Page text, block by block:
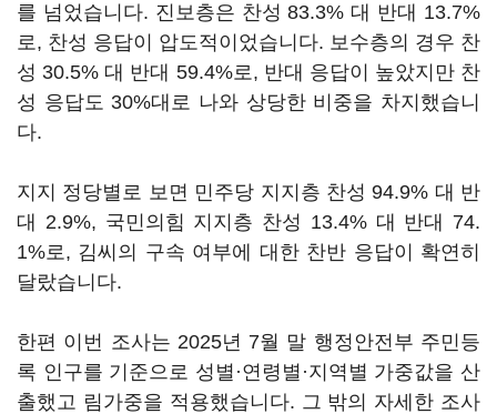
를 넘었습니다. 진보층은 찬성 83.3% 대 반대 13.7%
로, 찬성 응답이 압도적이었습니다. 보수층의 경우 찬
성 30.5% 대 반대 59.4%로, 반대 응답이 높았지만 찬
성 응답도 30%대로 나와 상당한 비중을 차지했습니
다.
지지 정당별로 보면 민주당 지지층 찬성 94.9% 대 반
대 2.9%, 국민의힘 지지층 찬성 13.4% 대 반대 74.
1%로, 김씨의 구속 여부에 대한 찬반 응답이 확연히
달랐습니다.
한편 이번 조사는 2025년 7월 말 행정안전부 주민등
록 인구를 기준으로 성별·연령별·지역별 가중값을 산
출했고 림가중을 적용했습니다. 그 밖의 자세한 조사